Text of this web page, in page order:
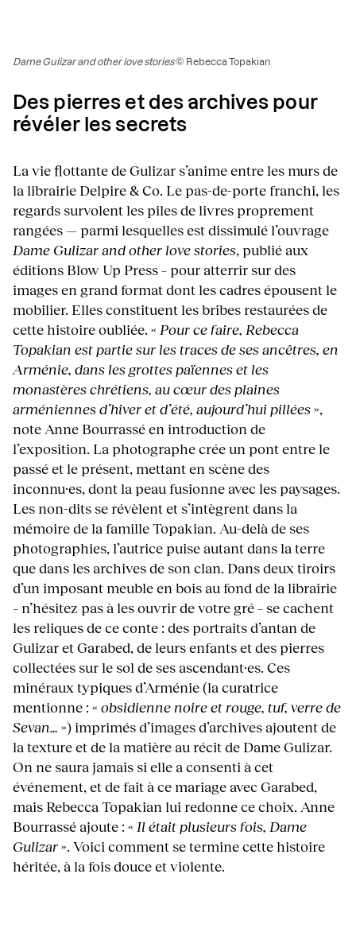
Dame Gulizar and other love stories© Rebecca Topakian
Des pierres et des archives pour
révéler les secrets
La vie flottante de Gulizar s’anime entre les murs de
la librairie Delpire & Co. Le pas-de-porte franchi, les
regards survolent les piles de livres proprement
rangées — parmi lesquelles est dissimulé l’ouvrage
Dame Gulizar and other love stories, publié aux
éditions Blow Up Press – pour atterrir sur des
images en grand format dont les cadres épousent le
mobilier. Elles constituent les bribes restaurées de
cette histoire oubliée. « Pour ce faire, Rebecca
Topakian est partie sur les traces de ses ancêtres, en
Arménie, dans les grottes païennes et les
monastères chrétiens, au cœur des plaines
arméniennes d’hiver et d’été, aujourd’hui pillées»,
note Anne Bourrassé en introduction de
l’exposition. La photographe crée un pont entre le
passé et le présent, mettant en scène des
inconnu·es, dont la peau fusionne avec les paysages.
Les non-dits se révèlent et s’intègrent dans la
mémoire de la famille Topakian. Au-delà de ses
photographies, l’autrice puise autant dans la terre
que dans les archives de son clan. Dans deux tiroirs
d’un imposant meuble en bois au fond de la librairie
– n’hésitez pas à les ouvrir de votre gré – se cachent
les reliques de ce conte : des portraits d’antan de
Gulizar et Garabed, de leurs enfants et des pierres
collectées sur le sol de ses ascendant·es. Ces
minéraux typiques d’Arménie (la curatrice
mentionne : « obsidienne noire et rouge, tuf, verre de
Sevan… ») imprimés d’images d’archives ajoutent de
la texture et de la matière au récit de Dame Gulizar.
On ne saura jamais si elle a consenti à cet
événement, et de fait à ce mariage avec Garabed,
mais Rebecca Topakian lui redonne ce choix. Anne
Bourrassé ajoute : « Il était plusieurs fois, Dame
Gulizar». Voici comment se termine cette histoire
héritée, à la fois douce et violente.